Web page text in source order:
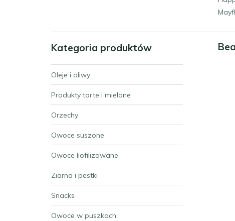
Kategoria produktów
Oleje i oliwy
Produkty tarte i mielone
Orzechy
Owoce suszone
Owoce liofilizowane
Ziarna i pestki
Snacks
Owoce w puszkach